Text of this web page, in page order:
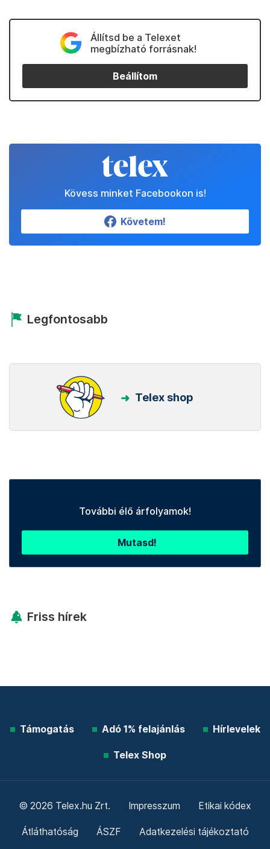
Állítsd be a Telexet
megbízható forrásnak!
Beállítom
Kövess minket Facebookon is!
Követem!
Legfontosabb
Telex shop
További élő árfolyamok!
Mutasd!
Friss hírek
Támogatás Adó 1% felajánlás Hírlevelek
Telex Shop
© 2026 Telex.hu Zrt. Impresszum Etikai kódex
Átláthatóság ÁSZF Adatkezelési tájékoztató